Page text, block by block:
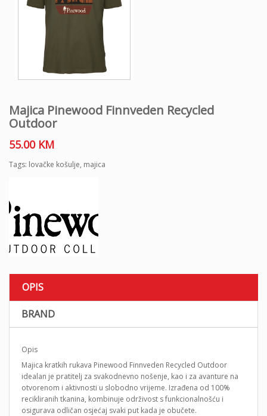
Majica Pinewood Finnveden Recycled
Outdoor
55.00 KM
Tags: lovačke košulje, majica
OPIS
BRAND
Opis
Majica kratkih rukava Pinewood Finnveden Recycled Outdoor
idealan je pratitelj za svakodnevno nošenje, kao i za avanture na
otvorenom i aktivnosti u slobodno vrijeme. Izrađena od 100%
recikliranih tkanina, kombinuje održivost s funkcionalnošću i
osigurava odličan osjećaj svaki put kada je obučete.